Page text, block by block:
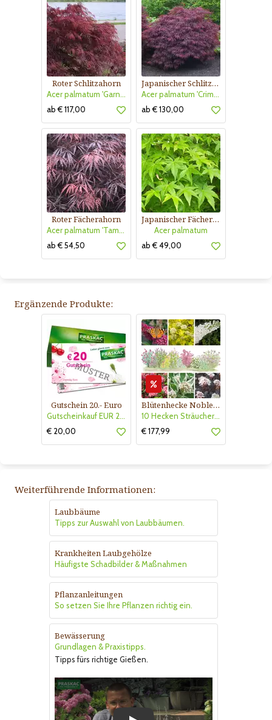
Roter Schlitzahorn
Acer palmatum 'Garnet'
ab € 117,00
Japanischer Schlitzahorn
Acer palmatum 'Crimson Queen'
ab € 130,00
Roter Fächerahorn
Acer palmatum 'Tamukeyama'
ab € 54,50
Japanischer Fächerahorn
Acer palmatum
ab € 49,00
Ergänzende Produkte:
Gutschein 20.- Euro
Gutscheinkauf EUR 20.-
€ 20,00
Blütenhecke Nobless-Kollektion Nr. 402
10 Hecken Sträucher - für 10 lfm Blütenhecke - Blühend März - Oktober
€ 177,99
Weiterführende Informationen:
Laubbäume
Tipps zur Auswahl von Laubbäumen.
Krankheiten Laubgehölze
Häufigste Schadbilder & Maßnahmen
Pflanzanleitungen
So setzen Sie Ihre Pflanzen richtig ein.
Bewässerung
Grundlagen & Praxistipps.
Tipps fürs richtige Gießen.